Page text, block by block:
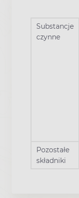
Substancje
czynne
Pozostałe
składniki